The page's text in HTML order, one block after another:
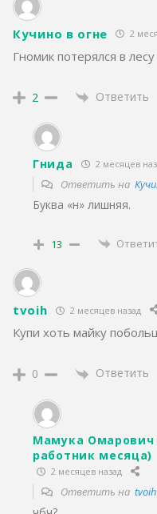
Кучино в огне 2
Гномик потерялся в лесу
2 Ответить
Гнида 2 месяцев
Ответить на
Буква «н» лишняя.
13
tvoih 2 месяцев назад
Купи хоть майку
0 Ответить
Мамука
работник месяца)
2 месяцев назад
Ответить на tvoih